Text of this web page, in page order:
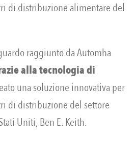
di distribuzione alimentare del
raggiunto da Automha
alla tecnologia di
una soluzione innovativa per
di distribuzione del settore
Uniti, Ben E. Keith.